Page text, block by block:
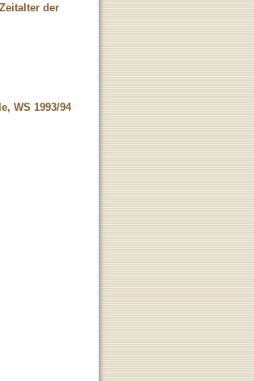
der
WS 1993/94